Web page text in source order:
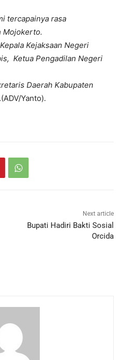
tercapainya rasa
Mojokerto.
Kejaksaan Negeri
Ketua Pengadilan Negeri
Daerah Kabupaten
.(ADV/Yanto).
Next article
Bupati Hadiri Bakti Sosial
Orcida